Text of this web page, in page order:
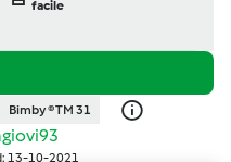
facile
Bimby ® TM 31
13-10-2021